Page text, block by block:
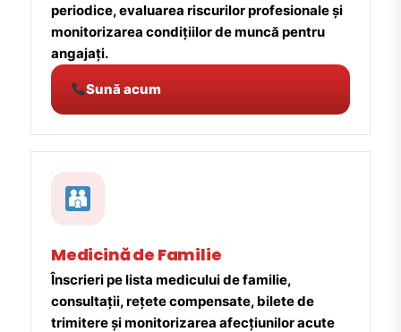
periodice, evaluarea riscurilor profesionale și
monitorizarea condițiilor de muncă pentru
angajați.
Sună acum
Medicină de Familie
Înscrieri pe lista medicului de familie,
consultații, rețete compensate, bilete de
trimitere și monitorizarea afecțiunilor acute